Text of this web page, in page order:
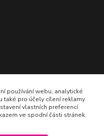
používání webu, analytické
také pro účely cílení reklamy
vlastních preferencí
ve spodní části stránek.